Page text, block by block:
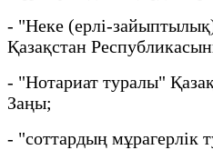
- "Неке (ерлі-
Қазақстан
- "Нотариат туралы"
Заңы;
- "соттардың мұрагерлік